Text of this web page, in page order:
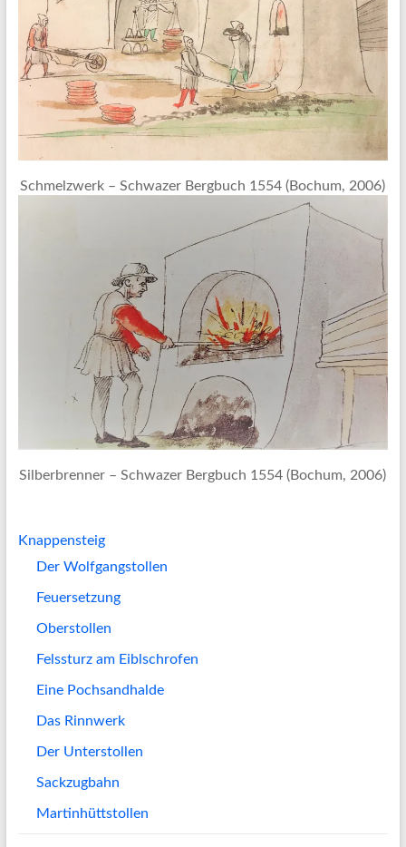
Schmelzwerk – Schwazer Bergbuch 1554 (Bochum, 2006)
Silberbrenner – Schwazer Bergbuch 1554 (Bochum, 2006)
Knappensteig
Der Wolfgangstollen
Feuersetzung
Oberstollen
Felssturz am Eiblschrofen
Eine Pochsandhalde
Das Rinnwerk
Der Unterstollen
Sackzugbahn
Martinhüttstollen